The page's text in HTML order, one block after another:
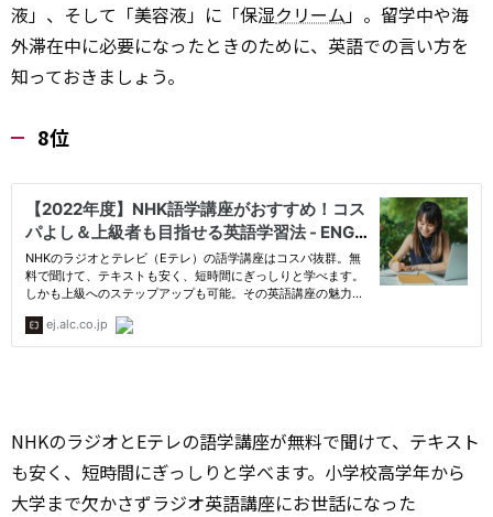
液」、そして「美容液」に「保湿クリーム」。留学中や海
外滞在中に必要になったときのために、英語での言い方を
知っておきましょう。
8位
NHKのラジオとEテレの語学講座が無料で聞けて、テキスト
も安く、短時間にぎっしりと学べます。小学校高学年から
大学まで欠かさずラジオ英語講座にお世話になった